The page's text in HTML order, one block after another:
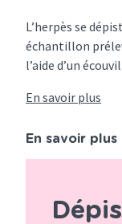
L’herpès se
échantillon
l’aide d’un
En savoir plus
En savoir plus